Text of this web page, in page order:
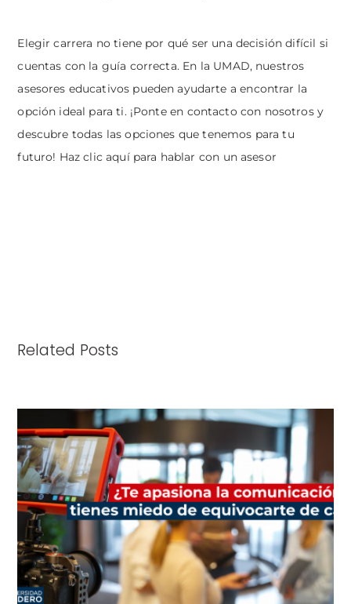
Elegir carrera no tiene por qué ser una decisión difícil si
cuentas con la guía correcta. En la UMAD, nuestros
asesores educativos pueden ayudarte a encontrar la
opción ideal para ti. ¡Ponte en contacto con nosotros y
descubre todas las opciones que tenemos para tu
futuro! Haz clic aquí para hablar con un asesor
Related Posts